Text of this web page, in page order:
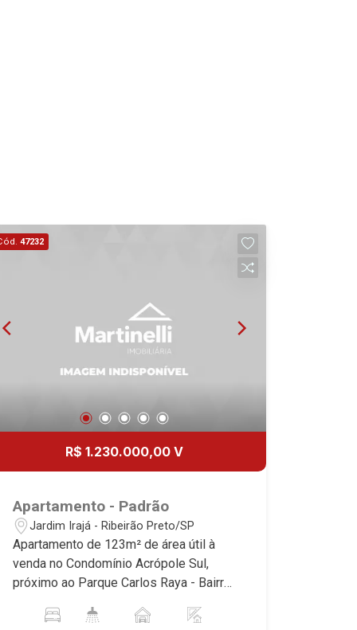
47232
R$ 1.230.000,00 V
Apartamento - Padrão
Jardim Irajá - Ribeirão Preto/SP
Apartamento de 123m² de área útil à
venda no Condomínio Acrópole Sul,
próximo ao Parque Carlos Raya - Bairro
Conheça as características deste